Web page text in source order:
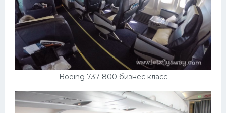
Boeing 737-800 бизнес класс